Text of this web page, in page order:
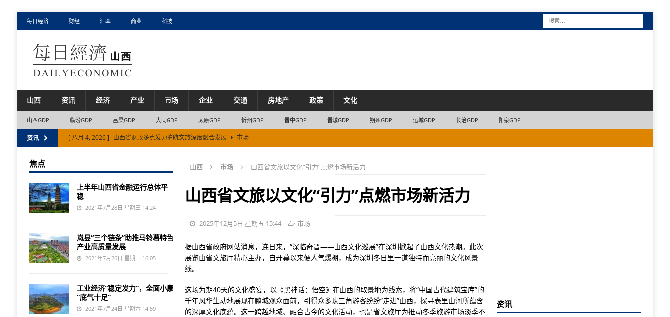
每日经济 财经 汇率 商业 科技
山西 资讯 经济 产业 市场 企业 交通 房地产 政策 文化
山西GDP 临汾GDP 吕梁GDP 大同GDP 太原GDP 忻州GDP 晋中GDP 晋城GDP 朔州GDP 运城GDP 长治GDP 阳泉GDP
资讯 [ 八月 4, 2026 ] 山西省财政多点发力护航文旅深度融合发展
市场
[ 八月 5, 2026 ] 努力推动山西省经济持续向新向优向好发展 市场
山西 市场 山西省文旅以文化“引力”点燃市场新活力
山西省文旅以文化“引力”点燃市场新活力
2025年12月5日 星期五 15:44 市场
据山西省政府网站消息，连日来，“深临奇晋——山西文化巡展”在深圳掀起了山西文化热潮。此次
展览由省文旅厅精心主办，自开幕以来便人气爆棚，成为深圳冬日里一道独特而亮丽的文化风景
线。
这场为期40天的文化盛宴，以《黑神话：悟空》在山西的取景地为线索，将“中国古代建筑宝库”的
千年风华生动地展现在鹏城观众面前，引得众多珠三角游客纷纷“走进”山西，探寻表里山河所蕴含
的深厚文化底蕴。这一跨越地域、融合古今的文化活动，也是省文旅厅为推动冬季旅游市场淡季不
焦点
上半年山西省金融运行总体平
稳
2021年7月28日 星期三 14:24
岚县“三个链条”助推马铃薯特色
产业高质量发展
2021年7月26日 星期一 16:05
工业经济“稳定发力”，全面小康
“底气十足”
2021年7月24日 星期六 14:59 资讯